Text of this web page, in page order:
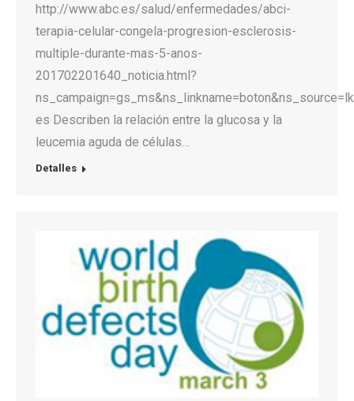
http://www.abc.es/salud/enfermedades/abci-
terapia-celular-congela-progresion-esclerosis-
multiple-durante-mas-5-anos-
201702201640_noticia.html?
es Describen la relación entre la glucosa y la
leucemia aguda de células…
Detalles